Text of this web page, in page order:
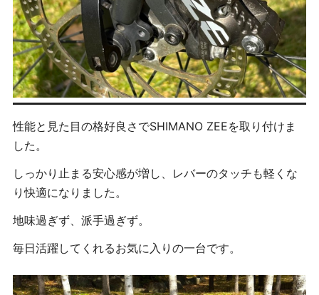
性能と見た目の格好良さでSHIMANO ZEEを取り付けま
した。
しっかり止まる安心感が増し、レバーのタッチも軽くな
り快適になりました。
地味過ぎず、派手過ぎず。
毎日活躍してくれるお気に入りの一台です。